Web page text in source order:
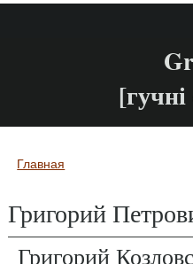
Вы здесь
Главная
Григорий
Григорий